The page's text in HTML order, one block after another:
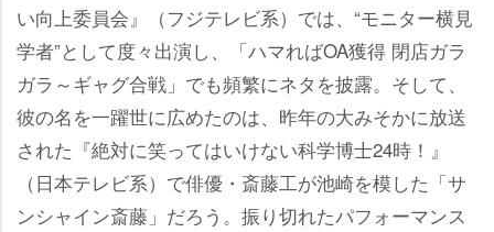
い向上委員会』（フジテレビ系）では、“モニター横見
学者”として度々出演し、「ハマればOA獲得 閉店ガラ
ガラ～ギャグ合戦」でも頻繁にネタを披露。そして、
彼の名を一躍世に広めたのは、昨年の大みそかに放送
された『絶対に笑ってはいけない科学博士24時！』
（日本テレビ系）で俳優・斎藤工が池崎を模した「サ
ンシャイン斎藤」だろう。振り切れたパフォーマンス